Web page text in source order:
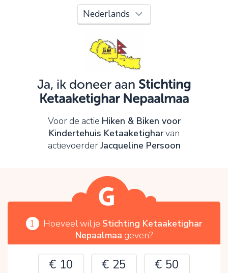
Ja, ik doneer aan Stichting
Ketaaketighar Nepaalmaa
Voor de actie Hiken & Biken voor
Kindertehuis Ketaaketigharvan
actievoerderJacqueline Persoon
1 Hoeveel wil je Stichting Ketaaketighar
Nepaalmaa geven?
€ 10 € 25
€ 50
Oeps!
Je kunt nog niet verder vanwege:
Controleer en verbeter je invoer en probeer het
OK